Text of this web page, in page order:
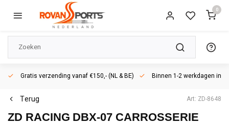
0
Gratis verzending vanaf €150,- (NL & BE) Binnen 1-2 werkdagen in
Terug Art: ZD-8648
ZD RACING DBX-07 CARROSSERIE